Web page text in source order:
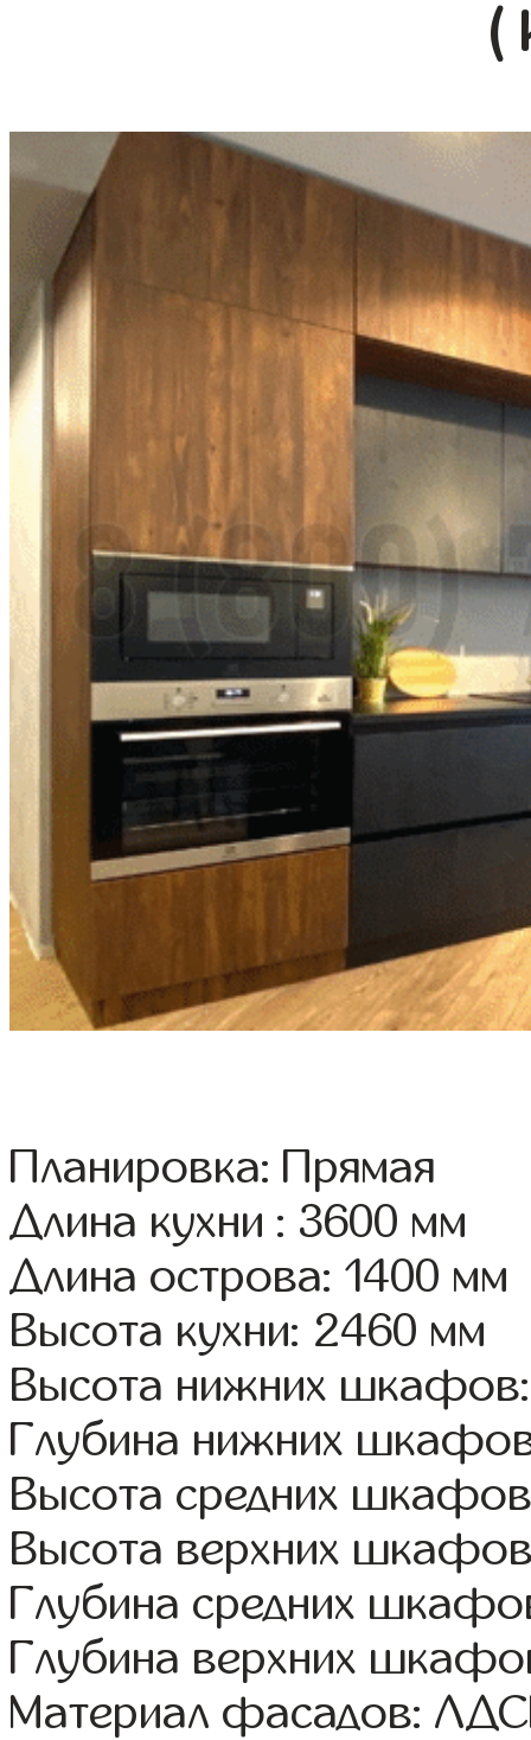
(
Планировка: Прямая
Длина кухни : 3600 мм
Длина острова: 1400 мм
Высота кухни: 2460 мм
Высота нижних
Глубина нижних
Высота средних
Высота верхних
Глубина средних
Глубина верхних
Материал фасадов: